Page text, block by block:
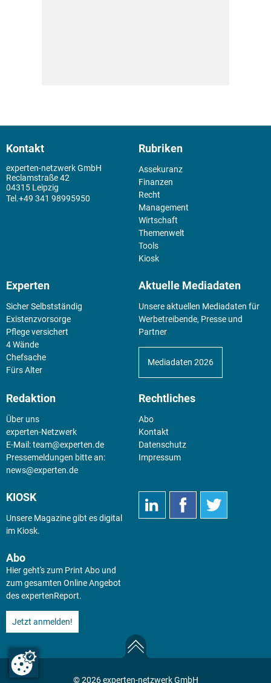
Kontakt
experten-netzwerk GmbH
Reclamstraße 42
04315 Leipzig
+49 341 98995950
Rubriken
Assekuranz
Finanzen
Recht
Management
Wirtschaft
Themenwelt
Tools
Kiosk
Experten
Sicher Selbstständig
Existenz­vorsorge
Pflege versichert
4 Wände
Chefsache
Fürs Alter
Aktuelle Mediadaten
Unsere aktuellen Mediadaten für
Werbetreibende, Presse und
Partner
Mediadaten 2026
Redaktion
Über uns
experten-Netzwerk
E-Mail:team@experten.de
Pressemeldungen bitte an:
news@experten.de
Rechtliches
Abo
Kontakt
Datenschutz
Impressum
KIOSK
Unsere Magazine gibt es digital
im Kiosk.
Abo
Hier geht's zum Print Abo und
zum gesamten Online Angebot
des expertenReport.
Jetzt anmelden!
© 2026 experten-netzwerk GmbH